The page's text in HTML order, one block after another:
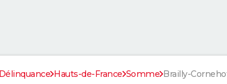
Hauts-de-France Somme Brailly-